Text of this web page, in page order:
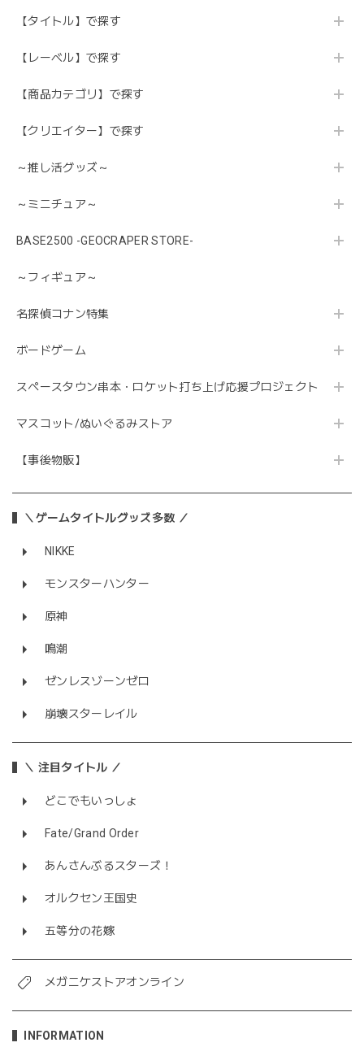
【タイトル】で探す
【レーベル】で探す
【商品カテゴリ】で探す
【クリエイター】で探す
～推し活グッズ～
～ミニチュア～
BASE2500 -GEOCRAPER STORE-
～フィギュア～
名探偵コナン特集
ボードゲーム
スペースタウン串本・ロケット打ち上げ応援プロジェクト
マスコット/ぬいぐるみストア
【事後物販】
＼ゲームタイトルグッズ多数 ／
NIKKE
モンスターハンター
原神
鳴潮
ゼンレスゾーンゼロ
崩壊スターレイル
＼ 注目タイトル ／
どこでもいっしょ
Fate/Grand Order
あんさんぶるスターズ！
オルクセン王国史
五等分の花嫁
メガニケストアオンライン
INFORMATION